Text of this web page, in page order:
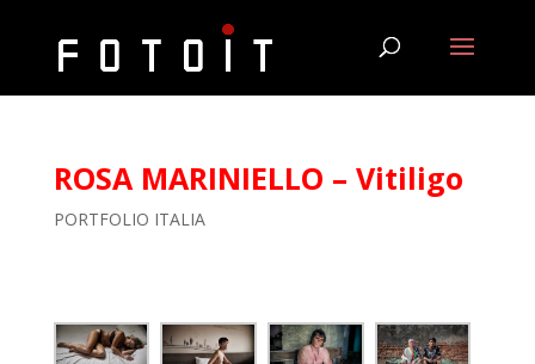
ROSA MARINIELLO – Vitiligo
PORTFOLIO ITALIA